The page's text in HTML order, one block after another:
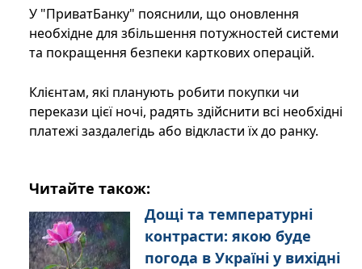
У "ПриватБанку" пояснили, що оновлення
необхідне для збільшення потужностей системи
та покращення безпеки карткових операцій.
Клієнтам, які планують робити покупки чи
перекази цієї ночі, радять здійснити всі необхідні
платежі заздалегідь або відкласти їх до ранку.
Читайте також:
Дощі та температурні
контрасти: якою буде
погода в Україні у вихідні